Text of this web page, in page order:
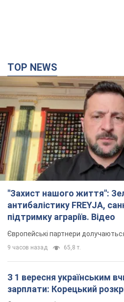
TOP NEWS
"Захист нашого життя":
антибалістику FREYJA,
підтримку аграріїв. Відео
Європейські партнери
9 часов назад 65,8 т.
З 1 вересня українським
зарплати: Корецький